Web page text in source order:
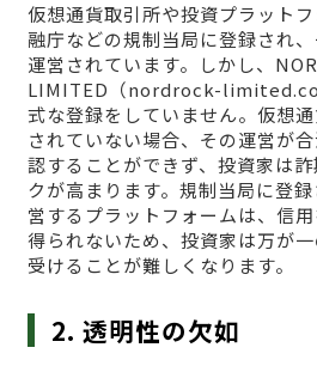
仮想通貨取引所や投資プラット
融庁などの規制当局に登録され
運営されています。しかし、
LIMITED（nordrock-
式な登録をしていません。仮想
されていない場合、その運営が
認することができず、投資家は
クが高まります。規制当局に登
営するプラットフォームは、信
得られないため、投資家は万が
受けることが難しくなります。
2. 透明性の欠如